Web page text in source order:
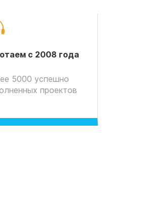
с 2008 года
5000 успешно
проектов